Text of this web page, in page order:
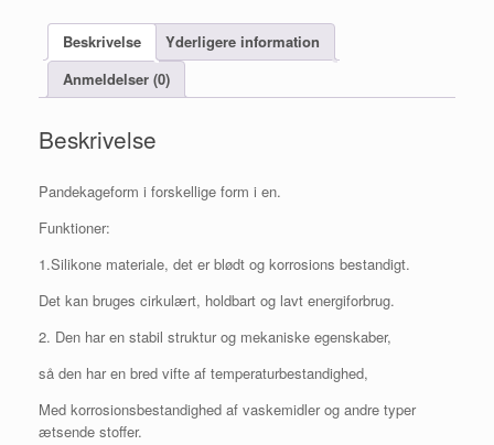
Beskrivelse
Yderligere information
Anmeldelser (0)
Beskrivelse
Pandekageform i forskellige form i en.
Funktioner:
1.Silikone materiale, det er blødt og korrosions bestandigt.
Det kan bruges cirkulært, holdbart og lavt energiforbrug.
2. Den har en stabil struktur og mekaniske egenskaber,
så den har en bred vifte af temperaturbestandighed,
Med korrosionsbestandighed af vaskemidler og andre typer
ætsende stoffer.